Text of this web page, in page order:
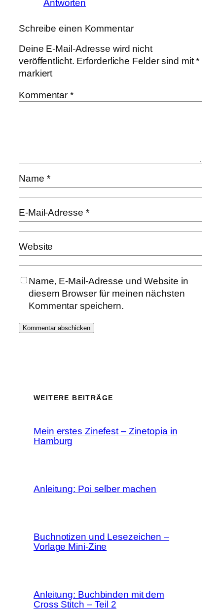
Antworten
Schreibe einen Kommentar
Deine E-Mail-Adresse wird nicht
veröffentlicht. Erforderliche Felder sind mit*
markiert
Kommentar*
Name *
E-Mail-Adresse *
Website
Name, E-Mail-Adresse und Website in
diesem Browser für meinen nächsten
Kommentar speichern.
WEITERE BEITRÄGE
Mein erstes Zinefest – Zinetopia in
Hamburg
Anleitung: Poi selber machen
Buchnotizen und Lesezeichen –
Vorlage Mini-Zine
Anleitung: Buchbinden mit dem
Cross Stitch – Teil 2